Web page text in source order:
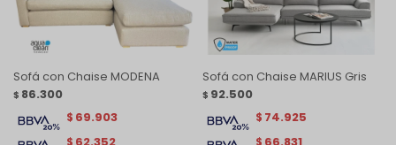
Sofá con Chaise MODENA
$ 86.300
$ 62.352
$ 69.903
Sofá con Chaise MARIUS Gris
$ 92.500
$ 66.831
$ 74.925